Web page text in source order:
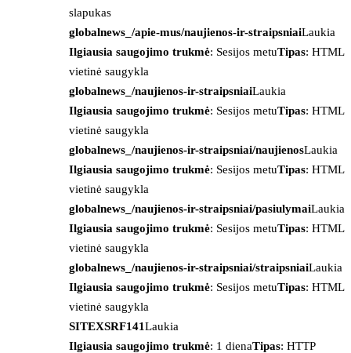
slapukas
globalnews_/apie-mus/naujienos-ir-straipsniaiLaukia
Ilgiausia saugojimo trukmė: Sesijos metuTipas: HTML
vietinė saugykla
globalnews_/naujienos-ir-straipsniaiLaukia
Ilgiausia saugojimo trukmė: Sesijos metuTipas: HTML
vietinė saugykla
globalnews_/naujienos-ir-straipsniai/naujienosLaukia
Ilgiausia saugojimo trukmė: Sesijos metuTipas: HTML
vietinė saugykla
globalnews_/naujienos-ir-straipsniai/pasiulymaiLaukia
Ilgiausia saugojimo trukmė: Sesijos metuTipas: HTML
vietinė saugykla
globalnews_/naujienos-ir-straipsniai/straipsniaiLaukia
Ilgiausia saugojimo trukmė: Sesijos metuTipas: HTML
vietinė saugykla
SITEXSRF141Laukia
Ilgiausia saugojimo trukmė: 1 dienaTipas: HTTP